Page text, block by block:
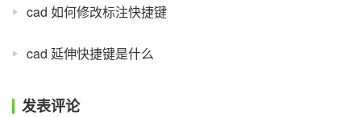
cad 如何修改标注快捷键
cad 延伸快捷键是什么
发表评论